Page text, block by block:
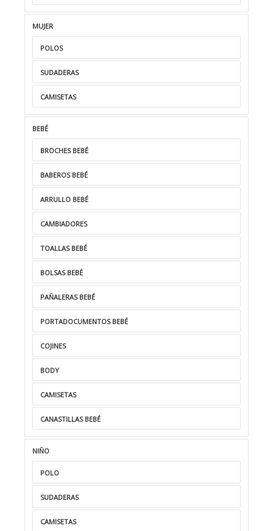
MUJER
POLOS
SUDADERAS
CAMISETAS
BEBÉ
BROCHES BEBÉ
BABEROS BEBÉ
ARRULLO BEBÉ
CAMBIADORES
TOALLAS BEBÉ
BOLSAS BEBÉ
PAÑALERAS BEBÉ
PORTADOCUMENTOS BEBÉ
COJINES
BODY
CAMISETAS
CANASTILLAS BEBÉ
NIÑO
POLO
SUDADERAS
CAMISETAS